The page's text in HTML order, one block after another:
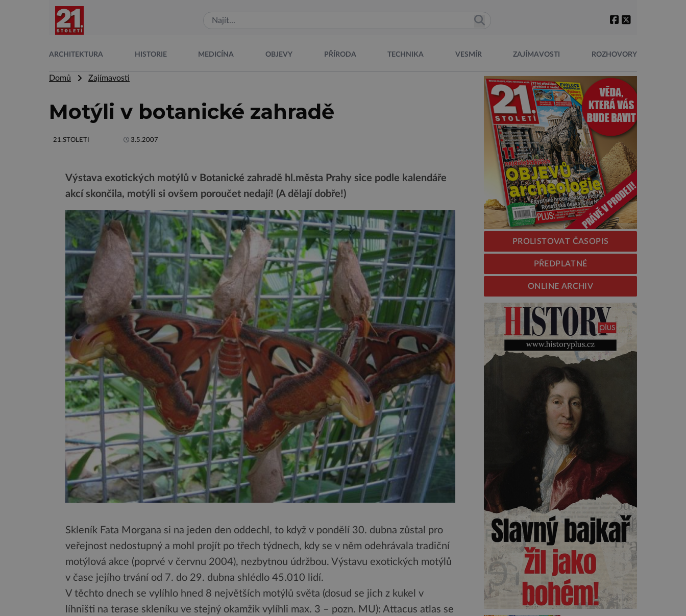
ARCHITEKTURA HISTORIE MEDICÍNA OBJEVY PŘÍRODA TECHNIKA VESMÍR ZAJÍMAVOSTI ROZHOVORY
Domů Zajímavosti
Motýli v botanické zahradě
21.STOLETI 3.5.2007
Výstava exotických motýlů v Botanické zahradě hl.města Prahy sice podle kalendáře
akcí skončila, motýli si ovšem poroučet nedají! (A dělají dobře!)
Skleník Fata Morgana si na jeden den oddechl, to když v pondělí 30. dubna zůstal pro
veřejnost nedostupný a mohl projít po třech týdnech, kdy se v něm odehrávala tradiční
motýlová akce (poprvé v červnu 2004), nezbytnou údržbou. Výstavu exotických motýlů
v čase jejího trvání od 7. do 29. dubna shlédlo 45.010 lidí.
V těchto dnech se vylíhlo hned 8 největších motýlů světa (dosud se jich z kukel v
líhništi na terase skleníku ve stejný okamžik vylíhli max. 3 – pozn. MU): Attacus atlas se
PROLISTOVAT ČASOPIS
PŘEDPLATNÉ
ONLINE ARCHIV